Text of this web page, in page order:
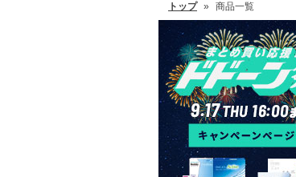
トップ » 商品一覧